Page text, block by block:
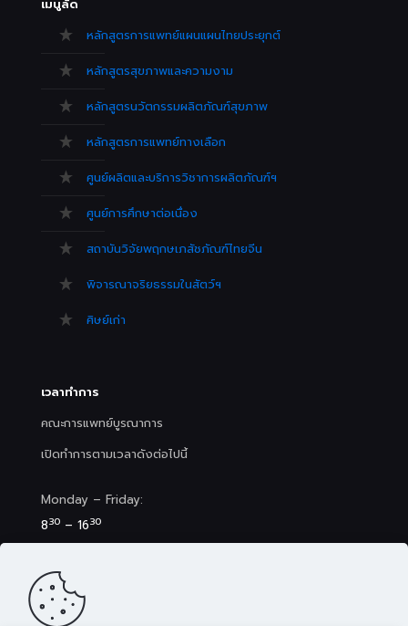
เมนูลัด
หลักสูตรการแพทย์แผนแผนไทยประยุกต์
หลักสูตรสุขภาพและความงาม
หลักสูตรนวัตกรรมผลิตภัณฑ์สุขภาพ
หลักสูตรการแพทย์ทางเลือก
ศูนย์ผลิตและบริการวิชาการผลิตภัณฑ์ฯ
ศูนย์การศึกษาต่อเนื่อง
สถาบันวิจัยพฤกษเภสัชภัณฑ์ไทยจีน
พิจารณาจริยธรรมในสัตว์ฯ
ศิษย์เก่า
เวลาทำการ
คณะการแพทย์บูรณาการ
เปิดทำการตามเวลาดังต่อไปนี้
Monday – Friday:
830 – 1630
8 30– 17